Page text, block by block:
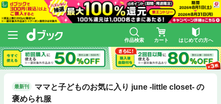
作品検索 カート はじめての方へ
最新刊
ママと子どものお気に入り june -little closet- の
褒められ服